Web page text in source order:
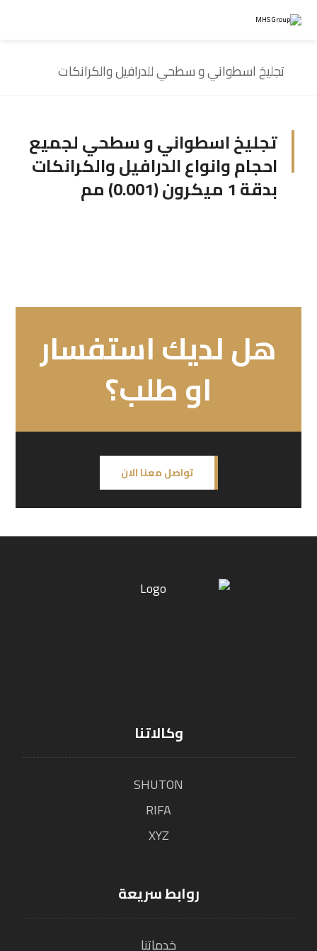
تجليخ اسطواني و سطحي للدرافيل والكرانكات
تجليخ اسطواني و سطحي لجميع
احجام وانواع الدرافيل والكرانكات
بدقة 1 ميكرون (0.001) مم
هل لديك استفسار
او طلب؟
تواصل معنا الان
وكالاتنا
SHUTON
RIFA
XYZ
روابط سريعة
خدماتنا